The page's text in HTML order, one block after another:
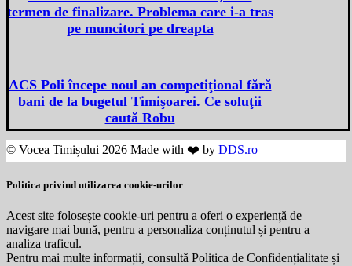
termen de finalizare. Problema care i-a tras
pe muncitori pe dreapta
ACS Poli începe noul an competiţional fără
bani de la bugetul Timişoarei. Ce soluţii
caută Robu
© Vocea Timișului 2026 Made with ❤️ by DDS.ro
Politica privind utilizarea cookie-urilor
Acest site folosește cookie-uri pentru a oferi o experiență de
navigare mai bună, pentru a personaliza conținutul și pentru a
analiza traficul.
Pentru mai multe informații, consultă Politica de Confidențialitate și